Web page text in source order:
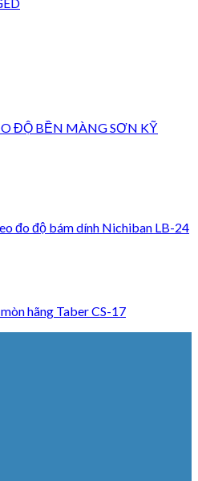
ĐỘ BỀN MÀNG SƠN KỸ
đo độ bám dính Nichiban LB-24
hãng Taber CS-17